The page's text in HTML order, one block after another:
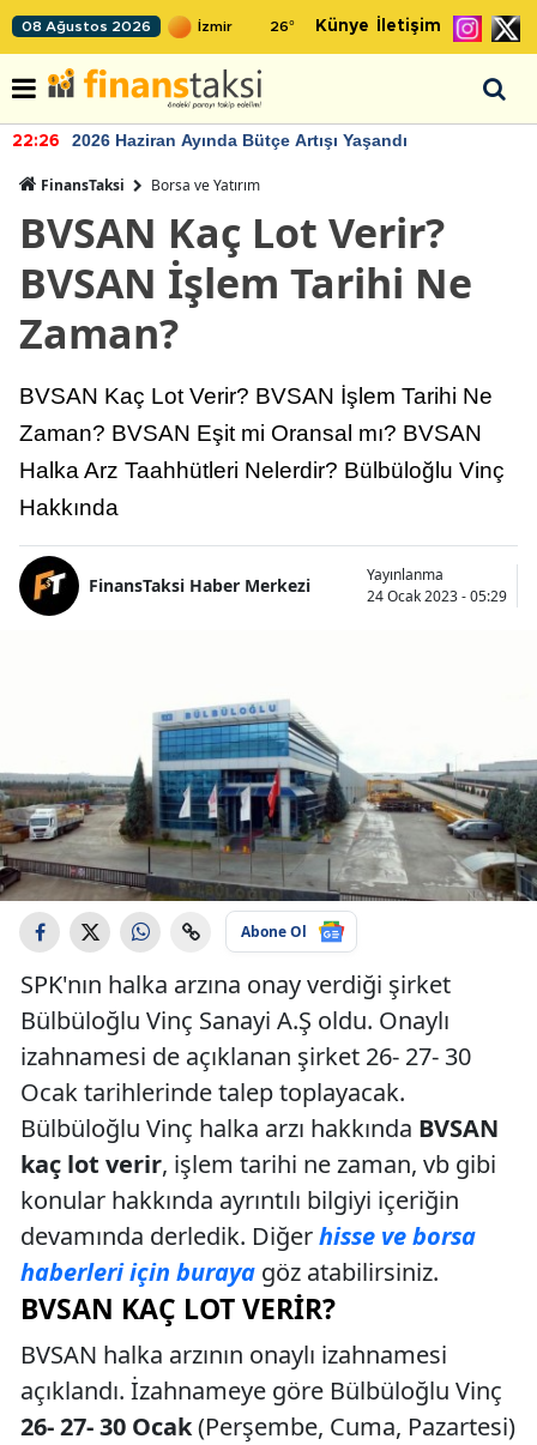
08 Ağustos 2026 26° Künye İletişim
22:26 2026 Haziran Ayında Bütçe Artışı Yaşandı
FinansTaksi Borsa ve Yatırım
BVSAN Kaç Lot Verir?
BVSAN İşlem Tarihi Ne
Zaman?
BVSAN Kaç Lot Verir? BVSAN İşlem Tarihi Ne
Zaman? BVSAN Eşit mi Oransal mı? BVSAN
Halka Arz Taahhütleri Nelerdir? Bülbüloğlu Vinç
Hakkında
FinansTaksi Haber Merkezi
Yayınlanma
24 Ocak 2023 - 05:29
Abone Ol
SPK'nın halka arzına onay verdiği şirket
Bülbüloğlu Vinç Sanayi A.Ş oldu. Onaylı
izahnamesi de açıklanan şirket 26- 27- 30
Ocak tarihlerinde talep toplayacak.
Bülbüloğlu Vinç halka arzı hakkında BVSAN
kaç lot verir, işlem tarihi ne zaman, vb gibi
konular hakkında ayrıntılı bilgiyi içeriğin
devamında derledik. Diğerhisse ve borsa
haberleri için buraya göz atabilirsiniz.
BVSAN KAÇ LOT VERIR?
BVSAN halka arzının onaylı izahnamesi
açıklandı. İzahnameye göre Bülbüloğlu Vinç
26- 27- 30 Ocak(Perşembe, Cuma, Pazartesi)